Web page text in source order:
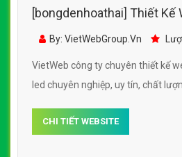
[bongdenhoathai] Thiết Kế
Đèn Led AMBEE đẹp,
By: VietWebGroup.Vn
VietWeb công ty chuyên thiết kế
led chuyên nghiệp, uy tín, chất
CHI TIẾT WEBSITE